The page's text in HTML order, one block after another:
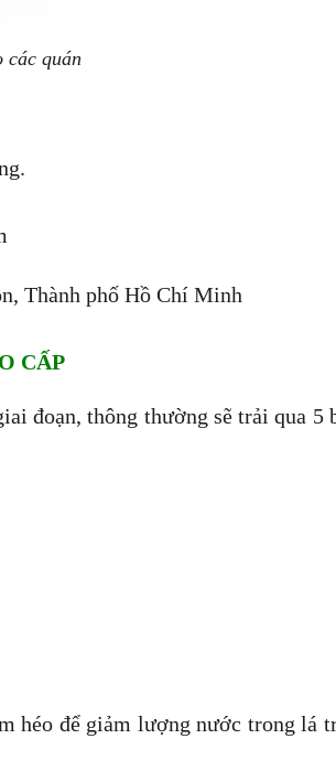
các quán
Thành phố Hồ Chí Minh
CẤP
đoạn, thông thường sẽ trải qua 5
héo để giảm lượng nước trong lá